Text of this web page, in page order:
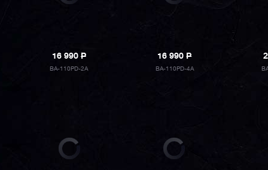
16 990P
BA-110PD-2A
16 990P
BA-110PD-4A